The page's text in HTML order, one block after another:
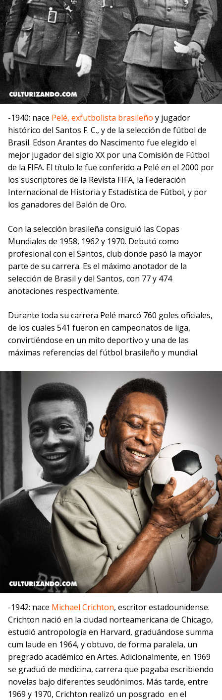
-1940: nace Pelé, exfutbolista brasileño y jugador
histórico del Santos F. C., y de la selección de fútbol de
Brasil. Edson Arantes do Nascimento fue elegido el
mejor jugador del siglo XX por una Comisión de Fútbol
de la FIFA. El título le fue conferido a Pelé en el 2000 por
los suscriptores de la Revista FIFA, la Federación
Internacional de Historia y Estadística de Fútbol, y por
los ganadores del Balón de Oro.
Con la selección brasileña consiguió las Copas
Mundiales de 1958, 1962 y 1970. Debutó como
profesional con el Santos, club donde pasó la mayor
parte de su carrera. Es el máximo anotador de la
selección de Brasil y del Santos, con 77 y 474
anotaciones respectivamente.
Durante toda su carrera Pelé marcó 760 goles oficiales,
de los cuales 541 fueron en campeonatos de liga,
convirtiéndose en un mito deportivo y una de las
máximas referencias del fútbol brasileño y mundial.
-1942: nace Michael Crichton, escritor estadounidense.
Crichton nació en la ciudad norteamericana de Chicago,
estudió antropología en Harvard, graduándose summa
cum laude en 1964, y obtuvo, de forma paralela, un
pregrado académico en Artes. Adicionalmente, en 1969
se graduó de medicina, carrera que pagaba escribiendo
novelas bajo diferentes seudónimos. Más tarde, entre
1969 y 1970, Crichton realizó un posgrado en el